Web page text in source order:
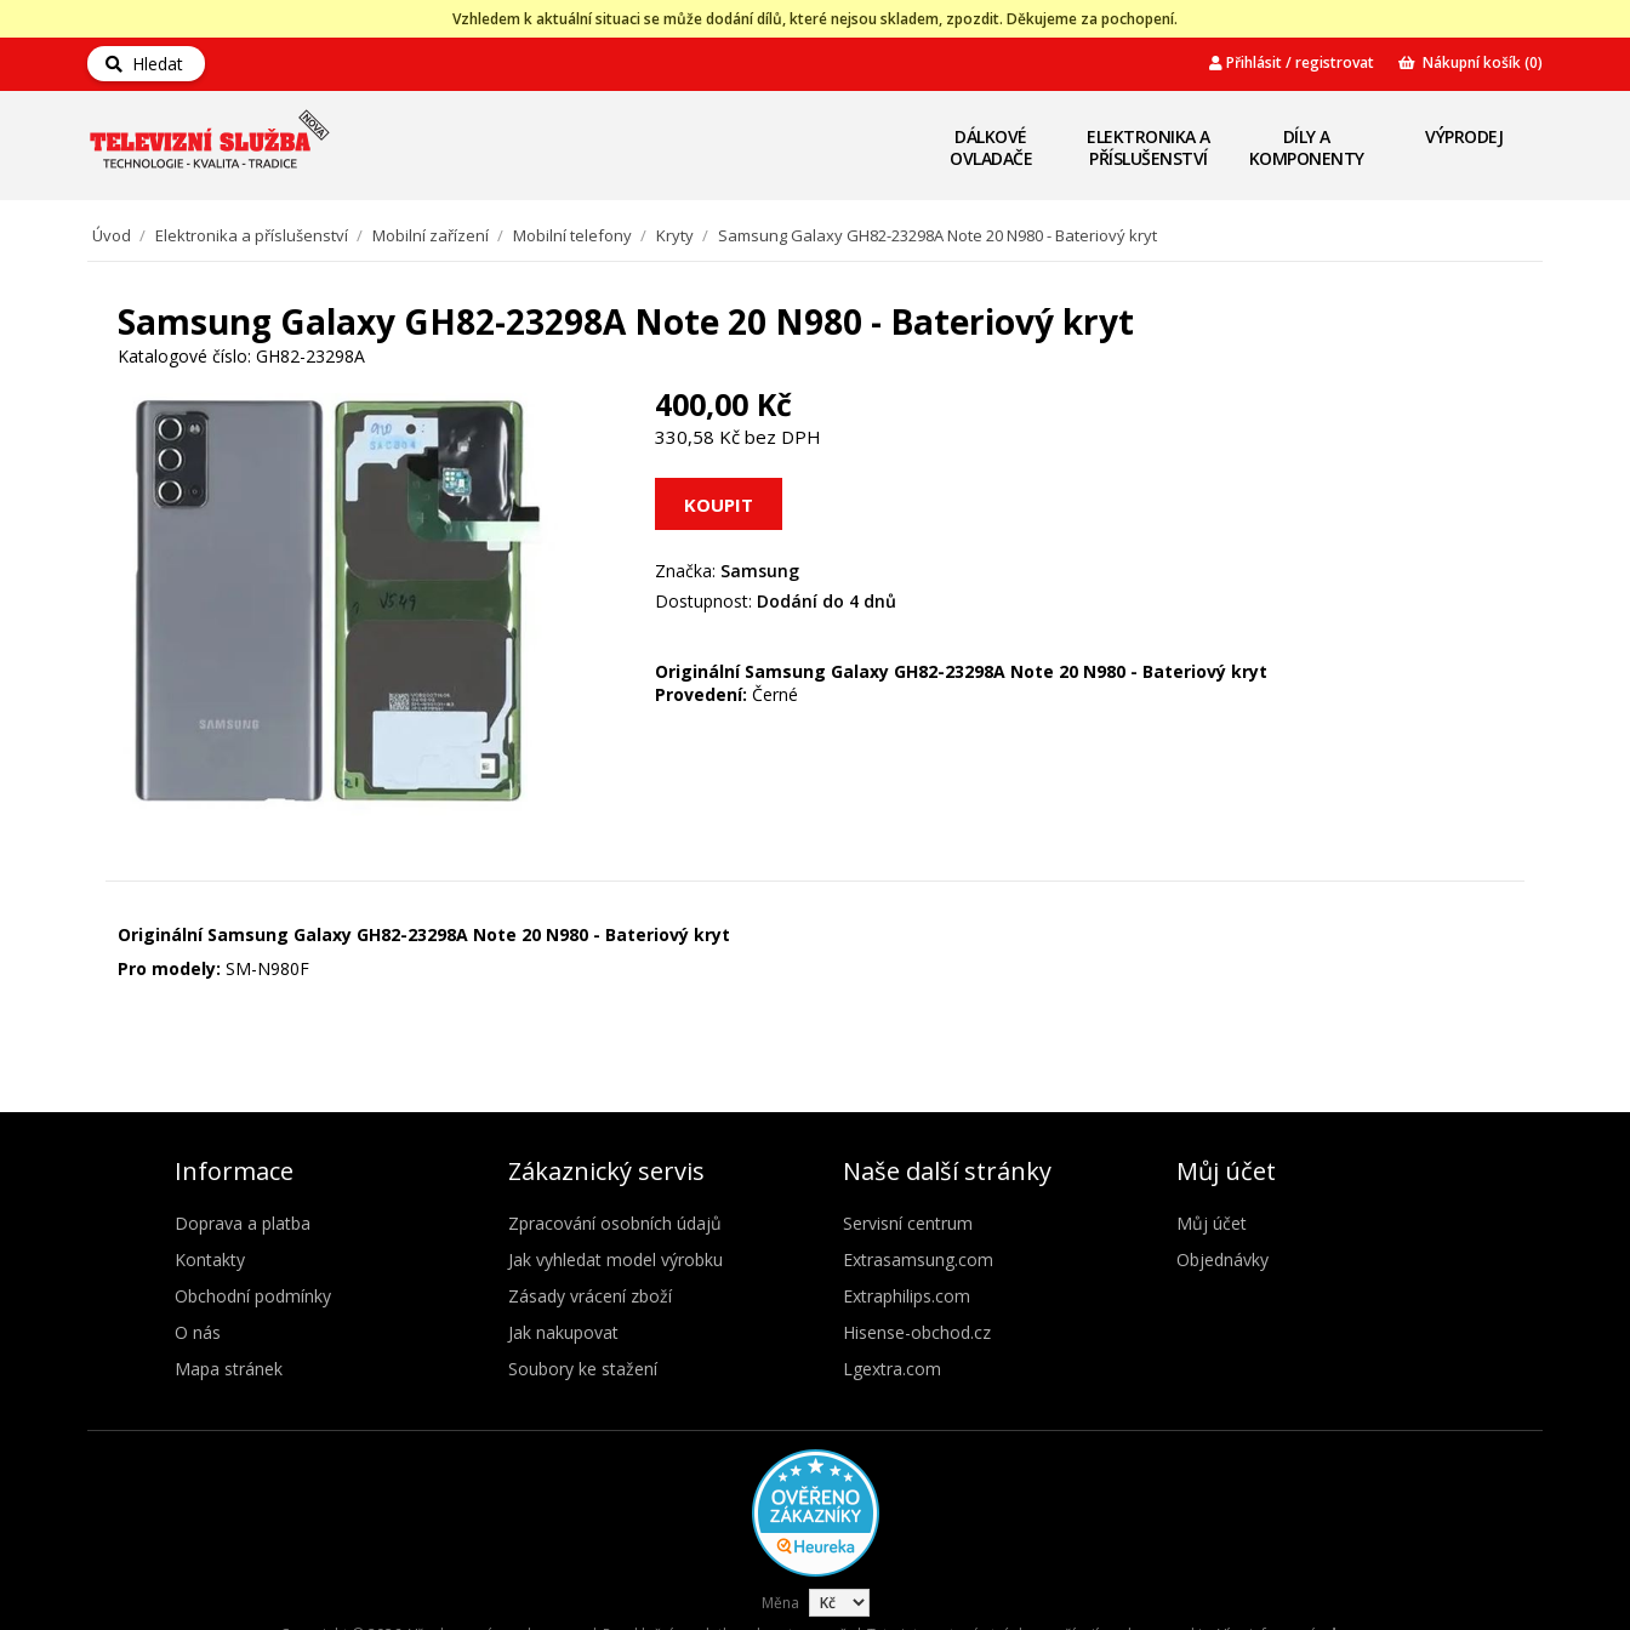
Vzhledem k aktuální situaci se může dodání dílů, které nejsou skladem, zpozdit. Děkujeme za pochopení.
Hledat Přihlásit / registrovat Nákupní košík(0)
DÁLKOVÉ
OVLADAČE
ELEKTRONIKA A
PŘÍSLUŠENSTVÍ
DÍLY A
KOMPONENTY
VÝPRODEJ
Úvod / Elektronika a příslušenství / Mobilní zařízení / Mobilní telefony / Kryty / Samsung Galaxy GH82-23298A Note 20 N980 - Bateriový kryt
Samsung Galaxy GH82-23298A Note 20 N980 - Bateriový kryt
Katalogové číslo: GH82-23298A
400,00 Kč
330,58 Kč bez DPH
Značka: Samsung
Dostupnost: Dodání do 4 dnů
Originální Samsung Galaxy GH82-23298A Note 20 N980 - Bateriový kryt
Provedení: Černé
Originální Samsung Galaxy GH82-23298A Note 20 N980 - Bateriový kryt
Pro modely: SM-N980F
Informace
Doprava a platba
Kontakty
Obchodní podmínky
O nás
Mapa stránek
Zákaznický servis
Zpracování osobních údajů
Jak vyhledat model výrobku
Zásady vrácení zboží
Jak nakupovat
Soubory ke stažení
Naše další stránky
Servisní centrum
Extrasamsung.com
Extraphilips.com
Hisense-obchod.cz
Lgextra.com
Můj účet
Můj účet
Objednávky
Měna